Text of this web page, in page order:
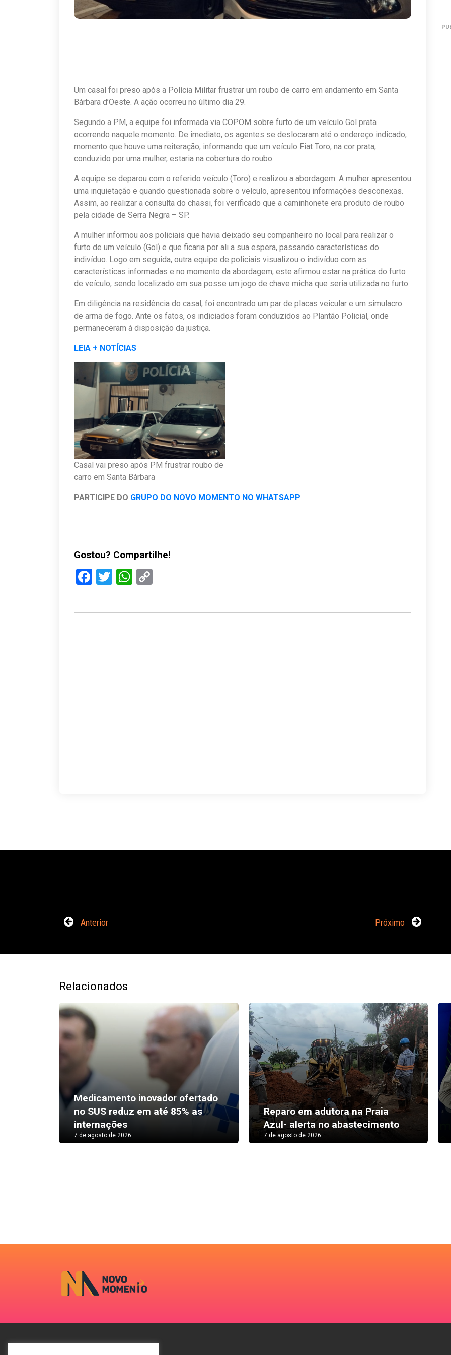
Um casal foi preso após a Polícia Militar frustrar um roubo de carro em andamento em Santa
Bárbara d’Oeste. A ação ocorreu no último dia 29.
Segundo a PM, a equipe foi informada via COPOM sobre furto de um veículo Gol prata
ocorrendo naquele momento. De imediato, os agentes se deslocaram até o endereço indicado,
momento que houve uma reiteração, informando que um veículo Fiat Toro, na cor prata,
conduzido por uma mulher, estaria na cobertura do roubo.
A equipe se deparou com o referido veículo (Toro) e realizou a abordagem. A mulher apresentou
uma inquietação e quando questionada sobre o veículo, apresentou informações desconexas.
Assim, ao realizar a consulta do chassi, foi verificado que a caminhonete era produto de roubo
pela cidade de Serra Negra – SP.
A mulher informou aos policiais que havia deixado seu companheiro no local para realizar o
furto de um veículo (Gol) e que ficaria por ali a sua espera, passando características do
indivíduo. Logo em seguida, outra equipe de policiais visualizou o indivíduo com as
características informadas e no momento da abordagem, este afirmou estar na prática do furto
de veículo, sendo localizado em sua posse um jogo de chave micha que seria utilizada no furto.
Em diligência na residência do casal, foi encontrado um par de placas veicular e um simulacro
de arma de fogo. Ante os fatos, os indiciados foram conduzidos ao Plantão Policial, onde
permaneceram à disposição da justiça.
LEIA + NOTÍCIAS
Casal vai preso após PM frustrar roubo de
carro em Santa Bárbara
PARTICIPE DO GRUPO DO NOVO MOMENTO NO WHATSAPP
Gostou? Compartilhe!
Facebook
TwitterWhatsApp
Anterior Próximo
Relacionados
Medicamento inovador ofertado
no SUS reduz em até 85% as
internações
7 de agosto de 2026
Reparo em adutora na Praia
Azul- alerta no abastecimento
7 de agosto de 2026